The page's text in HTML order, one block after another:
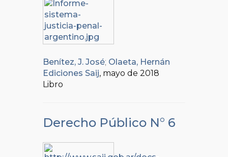
Benítez, J. José; Olaeta, Hernán
Ediciones Saij, mayo de 2018
Libro
Derecho Público N° 6